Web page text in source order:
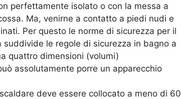
perfettamente isolato o con la messa a
Ma, venirne a contatto a piedi nudi e
Per questo le norme di sicurezza per il
le regole di sicurezza in bagno a
quattro dimensioni (volumi)
assolutamente porre un apparecchio
deve essere collocato a meno di 60